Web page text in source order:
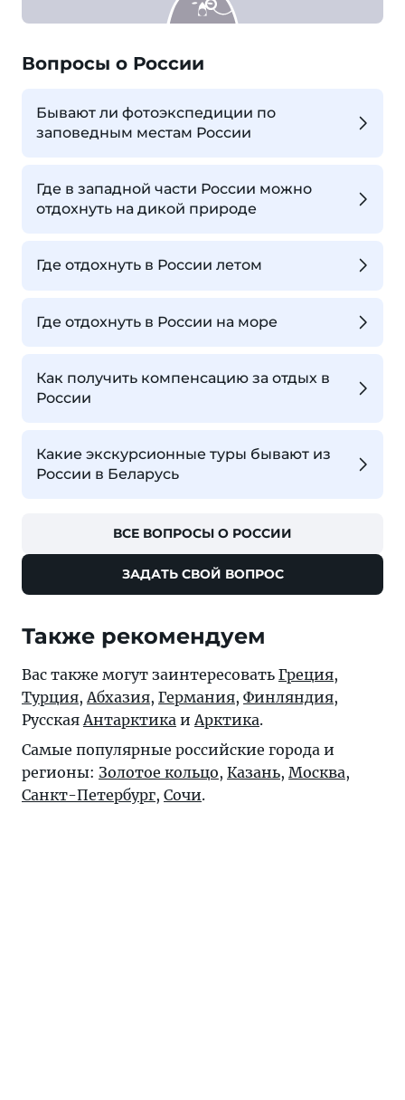
Вопросы о России
Бывают ли фотоэкспедиции по
заповедным местам России
Где в западной части России можно
отдохнуть на дикой природе
Где отдохнуть в России летом
Где отдохнуть в России на море
Как получить компенсацию за отдых в
России
Какие экскурсионные туры бывают из
России в Беларусь
ВСЕ ВОПРОСЫ О РОССИИ
ЗАДАТЬ СВОЙ ВОПРОС
Также рекомендуем
Вас также могут заинтересовать Греция,
Турция, Абхазия, Германия, Финляндия,
Русская Антарктика и Арктика.
Самые популярные российские города и
регионы: Золотое кольцо, Казань, Москва,
Санкт-Петербург, Сочи.